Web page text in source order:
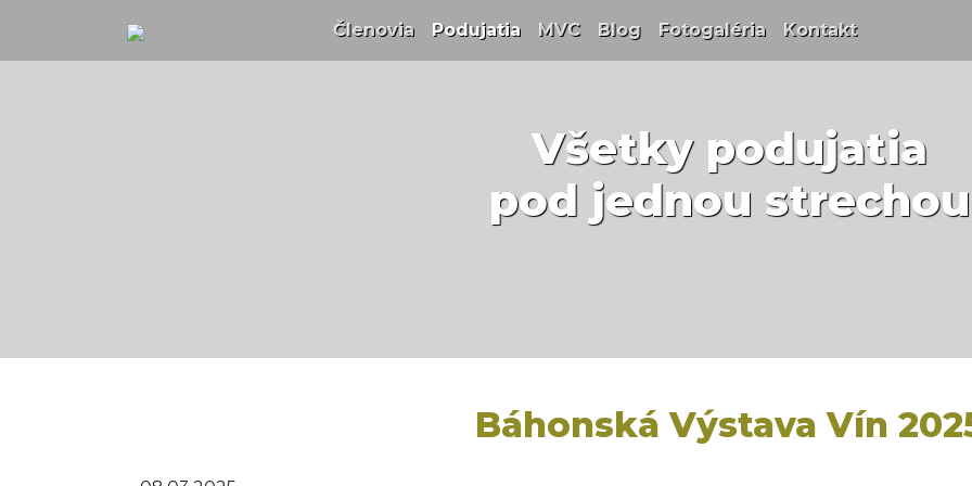
Členovia (current)
Podujatia (current)
MVC(current)
Blog (current)
Fotogaléria (current)
Kontakt(current)
Všetky podujatia
pod jednou strechou
Báhonská Výstava Vín